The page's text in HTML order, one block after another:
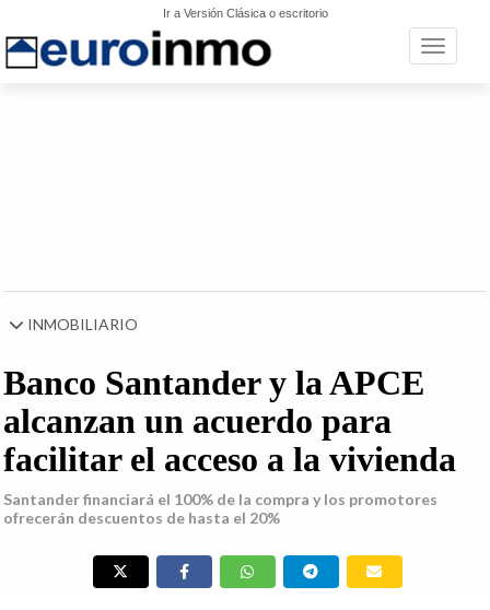
Ir a Versión Clásica o escritorio
Toggle
INMOBILIARIO
Banco Santander y la APCE
alcanzan un acuerdo para
facilitar el acceso a la vivienda
Santander financiará el 100% de la compra y los promotores
ofrecerán descuentos de hasta el 20%